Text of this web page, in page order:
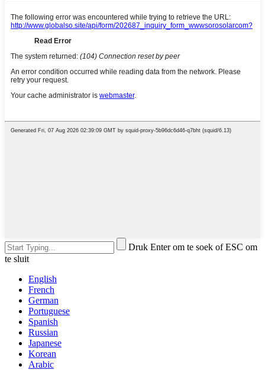
Druk Enter om te soek of ESC om
te sluit
English
French
German
Portuguese
Spanish
Russian
Japanese
Korean
Arabic